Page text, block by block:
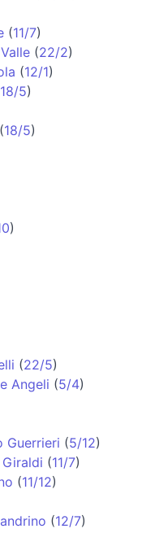
(11/7)
(22/2)
(12/1)
18/5)
(18/5)
)
(22/5)
Angeli (5/4)
Guerrieri (5/12)
(11/7)
(11/12)
(12/7)